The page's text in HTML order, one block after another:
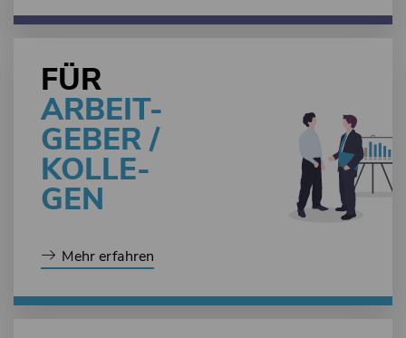
FÜR
ARBEIT-
GEBER /
KOLLE-
GEN
Mehr erfahren